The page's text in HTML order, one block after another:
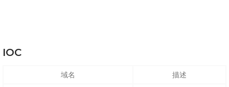
IOC
域名
描述